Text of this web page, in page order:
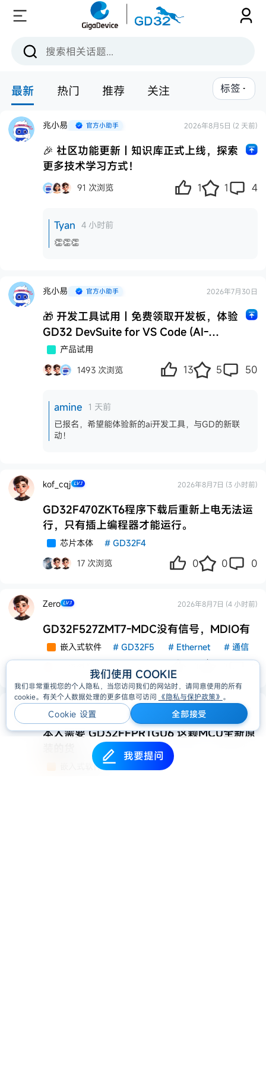
我要提问
最新 热门 推荐 关注 标签
兆小易 2026年8月5日 (2 天前)
🎉 社区功能更新｜知识库正式上线，探索
更多技术学习方式！
置
91 次浏览 1 1 4
Tyan 4 小时前
👏👏👏
兆小易 2026年7月30日
🎁 开发工具试用｜免费领取开发板，体验
GD32 DevSuite for VS Code (AI-
Assisted)
置
产品试用
1493 次浏览
13 5 50
amine
1 天前
已报名，希望能体验新的ai开发工具，与GD的新联
动！
kof_cqj LV.1 2026年8月7日 (3 小时前)
GD32F470ZKT6程序下载后重新上电无法运
行，只有插上编程器才能运行。
芯片本体 # GD32F4
17 次浏览
0 0 0
Zero LV.1 2026年8月7日 (4 小时前)
GD32F527ZMT7-MDC没有信号，MDIO有
嵌入式软件 # GD32F5 # Ethernet # 通信
6 次浏览
jackzhao168 2026年8月6日 (16 小时前)
本人需要 GD32FFPRTGU6 这颗MCU全新原
嵌入式软件
我们使用 COOKIE
我们非常重视您的个人隐私，当您访问我们的网站时，请同意使用的所有
cookie。有关个人数据处理的更多信息可访问 《隐私与保护政策》 。
Cookie 设置
Cookie 设置
全部接受
全部接受